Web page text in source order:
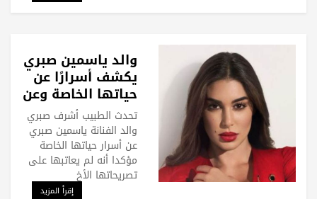
والد ياسمين صبري
يكشف أسرارًا عن
حياتها الخاصة وعن
زواجها الأول
تحدث الطبيب أشرف صبري
والد الفنانة ياسمين صبري
عن أسرار حياتها الخاصة
مؤكدا أنه لم يعاتبها على
تصريحاتها الأخ
إقرأ المزيد